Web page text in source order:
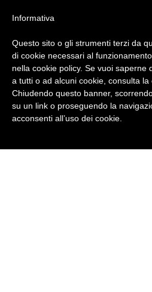
i
Informativa
Questo sito o gli strumenti terzi da
di cookie necessari al
nella cookie policy. Se vuoi saperne
a tutti o ad alcuni cookie, consulta la
Chiudendo questo banner,
su un link o proseguendo la
acconsenti all’uso dei cookie.